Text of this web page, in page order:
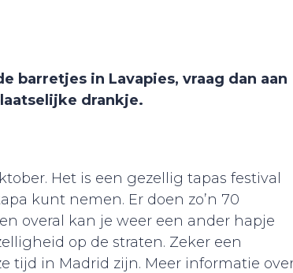
barretjes in Lavapies, vraag dan aan
drankje.
Het is een gezellig tapas festival
kunt nemen. Er doen zo’n 70
overal kan je weer een ander hapje
op de straten. Zeker een
tijd in Madrid zijn. Meer informatie